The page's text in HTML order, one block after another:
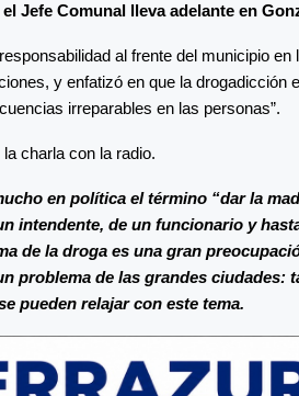
Jefe Comunal lleva adelante en
al frente del municipio
y enfatizó en que la drogadicción
irreparables en las personas”.
charla con la radio.
en política el término “dar la
intendente, de un funcionario y
de la droga es una gran
problema de las grandes ciudades:
pueden relajar con este tema.